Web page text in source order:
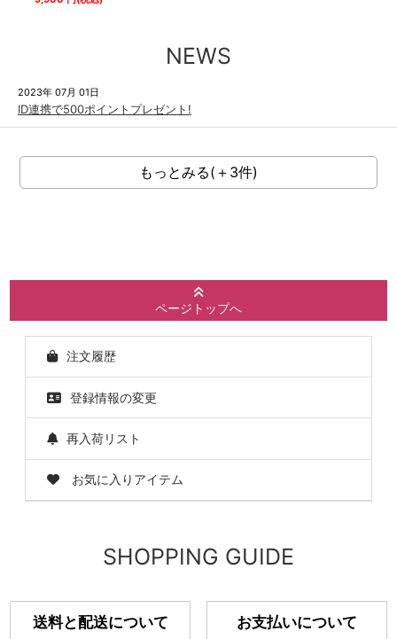
NEWS
2023年 07月 01日
ID連携で500ポイントプレゼント!
もっとみる(＋3件)
ページトップへ
注文履歴
登録情報の変更
再入荷リスト
お気に入りアイテム
SHOPPING GUIDE
送料と配送について お支払いについて